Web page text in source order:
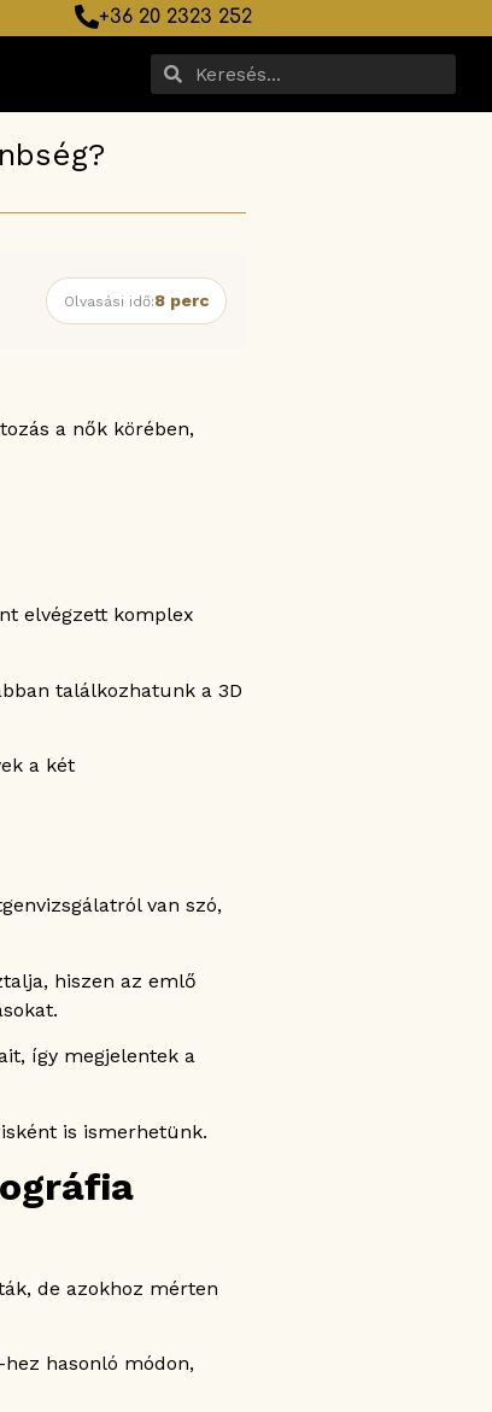
+36 20 2323 252
Olvasási idő:8 perc
a nők körében,
elvégzett komplex
találkozhatunk a 3D
a két
van szó,
hiszen az emlő
így megjelentek a
is ismerhetünk.
de azokhoz mérten
hasonló módon,